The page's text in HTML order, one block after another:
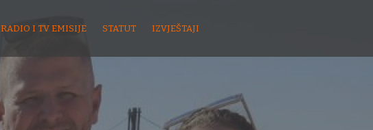
RADIO I TV EMISIJE STATUT IZVJEŠTAJI